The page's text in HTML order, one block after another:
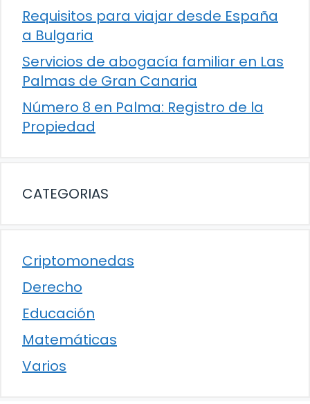
Requisitos para viajar desde España
a Bulgaria
Servicios de abogacía familiar en Las
Palmas de Gran Canaria
Número 8 en Palma: Registro de la
Propiedad
CATEGORIAS
Criptomonedas
Derecho
Educación
Matemáticas
Varios